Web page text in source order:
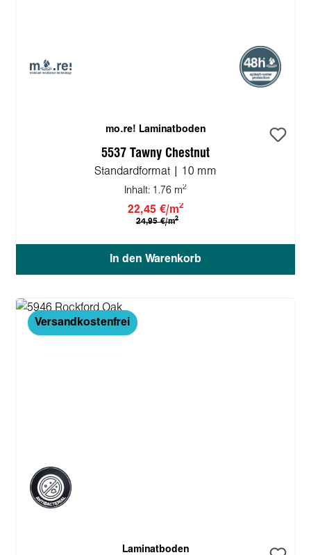
mo.re! Laminatboden
5537 Tawny Chestnut
Standardformat | 10 mm
Inhalt: 1.76 m2
22,45 €/m2
24,95 €/m2
In den Warenkorb
Versandkostenfrei
Laminatboden